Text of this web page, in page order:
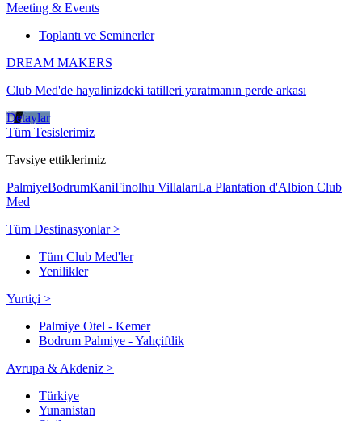
Meeting & Events
Toplantı ve Seminerler
DREAM MAKERS
Club Med'de hayalinizdeki tatilleri yaratmanın perde arkası
Detaylar
Tüm Tesislerimiz
Tavsiye ettiklerimiz
PalmiyeBodrumKaniFinolhu VillalarıLa Plantation d'Albion Club
Med
Tüm Destinasyonlar >
Tüm Club Med'ler
Yenilikler
Yurtiçi >
Palmiye Otel - Kemer
Bodrum Palmiye - Yalıçiftlik
Avrupa & Akdeniz >
Türkiye
Yunanistan